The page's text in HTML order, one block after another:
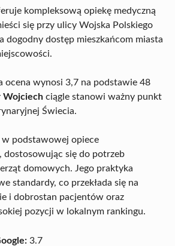
kompleksową opiekę medyczną
się przy ulicy Wojska Polskiego
dogodny dostęp mieszkańcom miasta
ocena wynosi 3,7 na podstawie 48
Wojciech ciągle stanowi ważny punkt
Świecia.
w podstawowej opiece
dostosowując się do potrzeb
domowych. Jego praktyka
standardy, co przekłada się na
i dobrostan pacjentów oraz
pozycji w lokalnym rankingu.
3.7